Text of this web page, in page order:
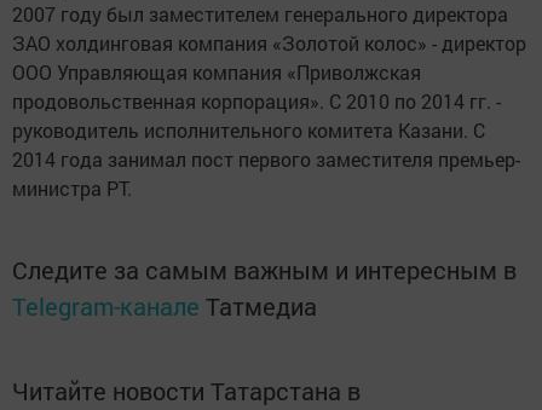
2007 году был заместителем генерального директора
ЗАО холдинговая компания «Золотой колос» - директор
ООО Управляющая компания «Приволжская
продовольственная корпорация». С 2010 по 2014 гг. -
руководитель исполнительного комитета Казани. С
2014 года занимал пост первого заместителя премьер-
министра РТ.
Следите за самым важным и интересным в
Telegram-канале Татмедиа
Читайте новости Татарстана в